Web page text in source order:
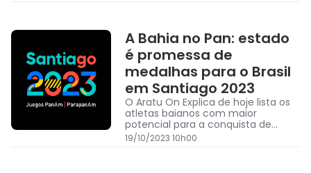
A Bahia no Pan: estado
é promessa de
medalhas para o Brasil
em Santiago 2023
O Aratu On Explica de hoje lista os
atletas baianos com maior
potencial para a conquista de
medalhas no Pan 2023
19/10/2023 10h00